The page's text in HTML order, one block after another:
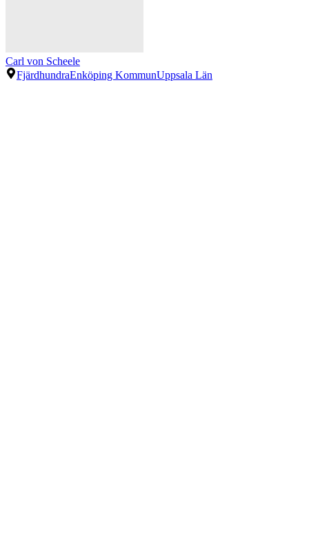
Carl von Scheele
FjärdhundraEnköping KommunUppsala Län